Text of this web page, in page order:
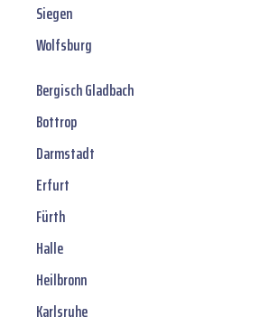
Siegen
Wolfsburg
Bergisch Gladbach
Bottrop
Darmstadt
Erfurt
Fürth
Halle
Heilbronn
Karlsruhe